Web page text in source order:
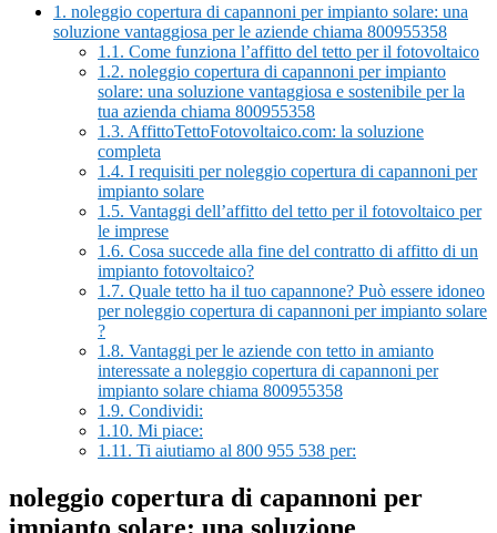
1. noleggio copertura di capannoni per impianto solare: una
soluzione vantaggiosa per le aziende chiama 800955358
1.1. Come funziona l’affitto del tetto per il fotovoltaico
1.2. noleggio copertura di capannoni per impianto
solare: una soluzione vantaggiosa e sostenibile per la
tua azienda chiama 800955358
1.3. AffittoTettoFotovoltaico.com: la soluzione
completa
1.4. I requisiti per noleggio copertura di capannoni per
impianto solare
1.5. Vantaggi dell’affitto del tetto per il fotovoltaico per
le imprese
1.6. Cosa succede alla fine del contratto di affitto di un
impianto fotovoltaico?
1.7. Quale tetto ha il tuo capannone? Può essere idoneo
per noleggio copertura di capannoni per impianto solare
?
1.8. Vantaggi per le aziende con tetto in amianto
interessate a noleggio copertura di capannoni per
impianto solare chiama 800955358
1.9. Condividi:
1.10. Mi piace:
1.11. Ti aiutiamo al 800 955 538 per:
noleggio copertura di capannoni per
impianto solare: una soluzione